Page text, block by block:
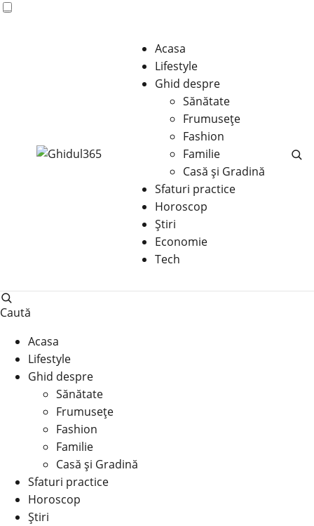
Acasa
Lifestyle
Ghid despre
Sănătate
Frumusețe
Fashion
Familie
Casă şi Gradină
Sfaturi practice
Horoscop
Știri
Economie
Tech
Caută
Acasa
Lifestyle
Ghid despre
Sănătate
Frumusețe
Fashion
Familie
Casă şi Gradină
Sfaturi practice
Horoscop
Știri